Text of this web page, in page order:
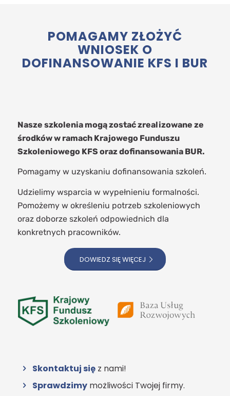
POMAGAMY ZŁOŻYĆ
WNIOSEK O
DOFINANSOWANIE KFS I BUR
Nasze szkolenia mogą zostać zrealizowane ze
środków w ramach Krajowego Funduszu
Szkoleniowego KFS oraz dofinansowania BUR.
Pomagamy w uzyskaniu dofinansowania szkoleń.
Udzielimy wsparcia w wypełnieniu formalności.
Pomożemy w określeniu potrzeb szkoleniowych
oraz doborze szkoleń odpowiednich dla
konkretnych pracowników.
DOWIEDZ SIĘ WIĘCEJ
Skontaktuj sięz nami!
Sprawdzimymożliwości Twojej firmy.